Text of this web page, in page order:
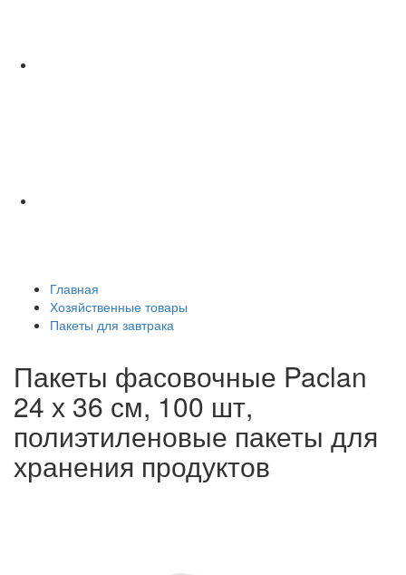
Главная
Хозяйственные товары
Пакеты для завтрака
Пакеты фасовочные Paclan
24 х 36 см, 100 шт,
полиэтиленовые пакеты для
хранения продуктов